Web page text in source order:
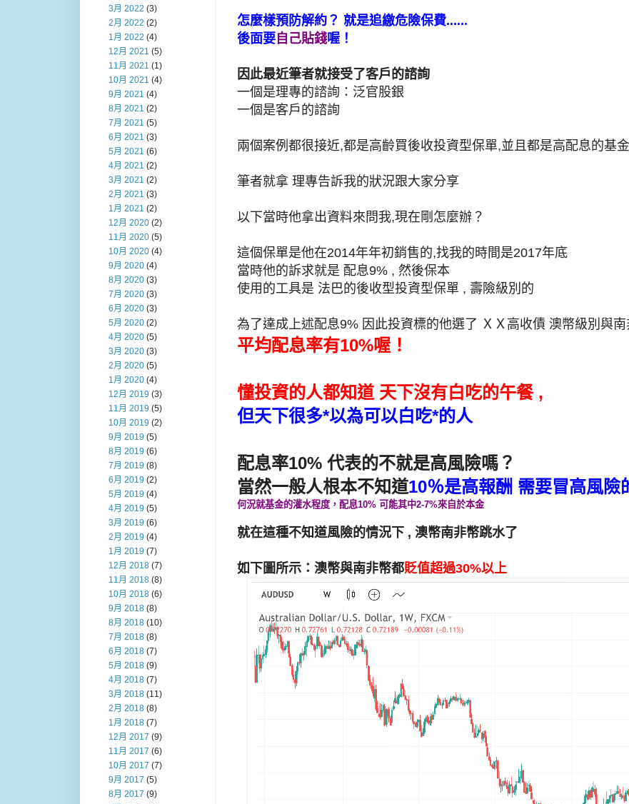
怎麼樣預防解約？ 就是追繳危險保費......
後面要自己貼錢喔！
因此最近筆者就接受了客戶的諮詢
一個是理專的諮詢：泛官股銀
一個是客戶的諮詢
兩個案例都很接近,都是高齡買後收投資型保單,並且都是高配息的基金
筆者就拿 理專告訴我的狀況跟大家分享
以下當時他拿出資料來問我,現在剛怎麼辦？
這個保單是他在2014年年初銷售的,找我的時間是2017年底
當時他的訴求就是 配息9% , 然後保本
使用的工具是 法巴的後收型投資型保單 , 壽險級別的
為了達成上述配息9% 因此投資標的他選了 ＸＸ高收債 澳幣級別與
平均配息率有10%喔！
懂投資的人都知道 天下沒有白吃的午餐 ,
但天下很多*以為可以白吃*的人
配息率10% 代表的不就是高風險嗎？
當然一般人根本不知道10％是高報酬 需要冒高風險
何況就基金的灌水程度，配息10% 可能其中2-7%來自於本金
就在這種不知道風險的情況下 , 澳幣南非幣跳水了
如下圖所示：澳幣與南非幣都貶值超過30%以上
3月 2022 (3)
2月 2022 (2)
1月 2022 (4)
12月 2021 (5)
11月 2021 (1)
10月 2021 (4)
9月 2021 (4)
8月 2021 (2)
7月 2021 (5)
6月 2021 (3)
5月 2021 (6)
4月 2021 (2)
3月 2021 (2)
2月 2021 (3)
1月 2021 (2)
12月 2020 (2)
11月 2020 (5)
10月 2020 (4)
9月 2020 (4)
8月 2020 (3)
7月 2020 (3)
6月 2020 (3)
5月 2020 (2)
4月 2020 (5)
3月 2020 (3)
2月 2020 (5)
1月 2020 (4)
12月 2019 (3)
11月 2019 (5)
10月 2019 (2)
9月 2019 (5)
8月 2019 (6)
7月 2019 (8)
6月 2019 (2)
5月 2019 (4)
4月 2019 (5)
3月 2019 (6)
2月 2019 (4)
1月 2019 (7)
12月 2018 (7)
11月 2018 (8)
10月 2018 (6)
9月 2018 (8)
8月 2018 (10)
7月 2018 (8)
6月 2018 (7)
5月 2018 (9)
4月 2018 (7)
3月 2018 (11)
2月 2018 (8)
1月 2018 (7)
12月 2017 (9)
11月 2017 (6)
10月 2017 (7)
9月 2017 (5)
8月 2017 (9)